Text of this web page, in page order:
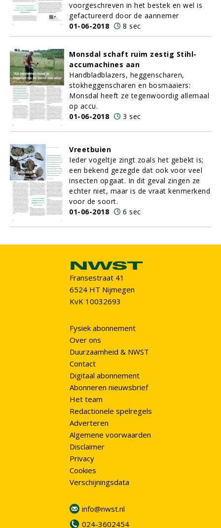
voorgeschreven in het bestek en wel is
gefactureerd door de aannemer
01-06-2018
8 sec
Monsdal schaft ruim zestig Stihl-
accumachines aan
Handbladblazers, heggenscharen,
stokheggenscharen en bosmaaiers:
Monsdal heeft ze tegenwoordig allemaal
op accu.
01-06-2018
3 sec
Vreetbuien
Ieder vogeltje zingt zoals het gebekt is;
een bekend gezegde dat ook voor veel
insecten opgaat. In dit geval zingen ze
echter niet, maar is de vraat kenmerkend
voor de soort.
01-06-2018
6 sec
Fransestraat 41
6524 HT Nijmegen
KvK 10032693
Fysiek abonnement
Over ons
Duurzaamheid & NWST
Contact
Digitaal abonnement
Abonneren nieuwsbrief
Het team
Redactionele spelregels
Adverteren
Algemene voorwaarden
Disclaimer
Privacy
Cookies
Verschijningsdata
info@nwst.nl
024-3602454